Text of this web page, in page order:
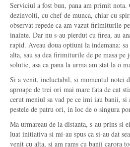
Serviciul a fost bun, pana am primit nota.
dezinvolti, cu chef de munca, chiar cu
observat repede ca am vazut firimiturile
inainte. Dar nu s-au pierdut cu firea, au
rapid. Aveau doua optiuni la indemana: sa
alta, sau sa dea firimiturile de pe masa
solutie, asa ca pana la urma am stat la o
Si a venit, ineluctabil, si momentul notei
aproape de trei ori mai mare fata de cat
cerut meniul sa vad pe ce imi iau banii, si
pestele de patru ori, in loc de o singura
Ma urmareau de la distanta, s-au prins si
luat initiativa si mi-au spus ca si-au dat
venit cu alta, si am rams cu banii carora